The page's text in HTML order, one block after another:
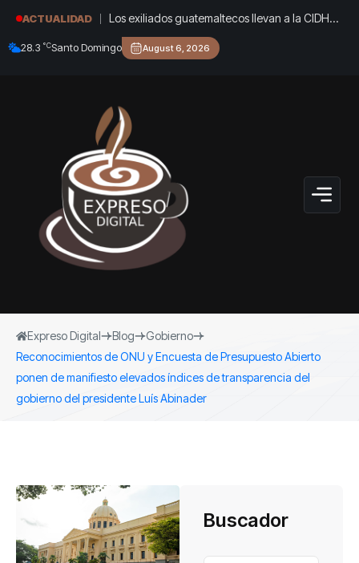
ACTUALIDAD
Los exiliados guatemaltecos llevan a la CIDH
una advertencia: las causas de su destierro
siguen vigentes
28.3 °CSanto Domingo August 6, 2026
Expreso Digital Blog
Gobierno
Reconocimientos de ONU y Encuesta de Presupuesto Abierto
ponen de manifiesto elevados índices de transparencia del
gobierno del presidente Luís Abinader
Buscador